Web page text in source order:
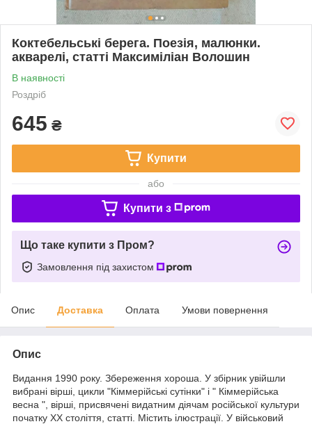
Коктебельські берега. Поезія, малюнки.
акварелі, статті Максиміліан Волошин
В наявності
Роздріб
645 ₴
Купити
або
Купити з
Що таке купити з Пром?
Замовлення під захистом
Опис Доставка Оплата Умови повернення
Опис
Видання 1990 року. Збереження хороша. У збірник увійшли
вибрані вірші, цикли "Кіммерійські сутінки" і " Кіммерійська
весна ", вірші, присвячені видатним діячам російської культури
початку XX століття, статті. Містить ілюстрації. У військовий